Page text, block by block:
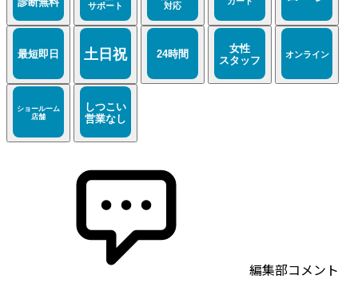
編集部コメント